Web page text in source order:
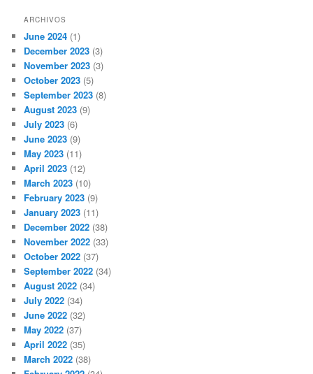
ARCHIVOS
June 2024 (1)
December 2023 (3)
November 2023 (3)
October 2023 (5)
September 2023 (8)
August 2023 (9)
July 2023 (6)
June 2023 (9)
May 2023 (11)
April 2023 (12)
March 2023 (10)
February 2023 (9)
January 2023 (11)
December 2022 (38)
November 2022 (33)
October 2022 (37)
September 2022 (34)
August 2022 (34)
July 2022 (34)
June 2022 (32)
May 2022 (37)
April 2022 (35)
March 2022 (38)